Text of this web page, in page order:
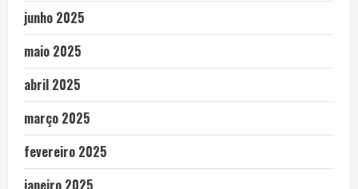
junho 2025
maio 2025
abril 2025
março 2025
fevereiro 2025
janeiro 2025